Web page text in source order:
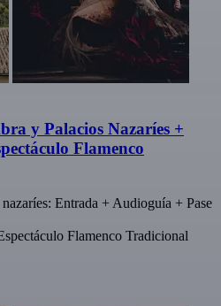
y Palacios Nazaríes +
Flamenco
Entrada + Audioguía + Pase
Flamenco Tradicional